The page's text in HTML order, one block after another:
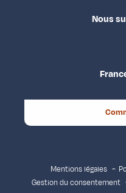
Nous
Mentions légales
Gestion du consentement